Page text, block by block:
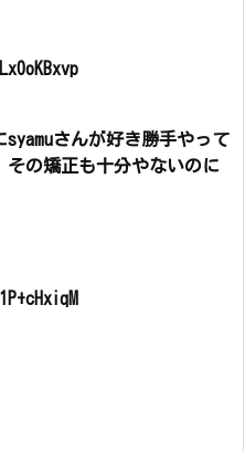
さんが好き勝手やって
その矯正も十分やないのに